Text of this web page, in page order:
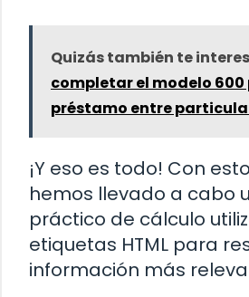
Quizás también te
completar el modelo 600
préstamo entre
¡Y eso es todo! Con
hemos llevado a cabo
práctico de cálculo
etiquetas HTML para
información más